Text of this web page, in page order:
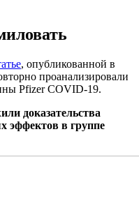
, опубликованной в
проанализировали
Pfizer COVID-19.
доказательства
эффектов в группе